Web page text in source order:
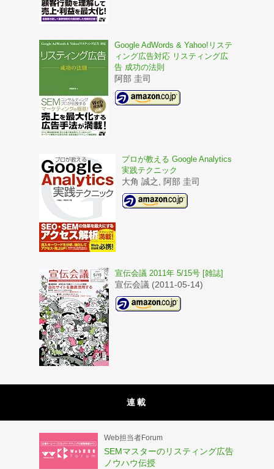
Google AdWords & Yahoo!リステ
ィング広告対応 リスティング広
告 成功の法則
阿部 圭司
プロが教える Google Analytics
実践テクニック
大角 誠之, 阿部 圭司
宣伝会議 2011年 5/15号 [雑誌]
宣伝会議 (2011-05-14)
連載
Web担当者Forum
SEMマスターのリスティング広告
ノウハウ伝授